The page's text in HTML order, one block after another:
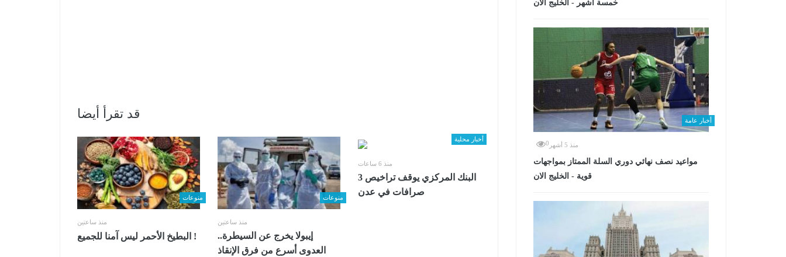
قد تقرأ أيضا
منوعات
منذ ساعتين
البطيخ الأحمر ليس آمنا للجميع !
منوعات
منذ ساعتين
إيبولا يخرج عن السيطرة..
العدوى أسرع من فرق الإنقاذ
أخبار محلية
منذ 6 ساعات
البنك المركزي يوقف تراخيص 3
صرافات في عدن
خمسة أشهر - الخليج الان
أخبار عامة
منذ 5 أشهر 0
مواعيد نصف نهائي دوري السلة الممتاز بمواجهات
قوية - الخليج الان